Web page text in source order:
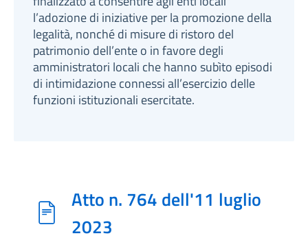
l’adozione di iniziative per la promozione della
legalità, nonché di misure di ristoro del
patrimonio dell’ente o in favore degli
amministratori locali che hanno subìto episodi
di intimidazione connessi all’esercizio delle
funzioni istituzionali esercitate.
Atto n. 764 dell'11 luglio
2023